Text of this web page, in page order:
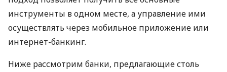
инструменты в одном месте, а управление ими
осуществлять через мобильное приложение или
интернет-банкинг.
Ниже рассмотрим банки, предлагающие столь